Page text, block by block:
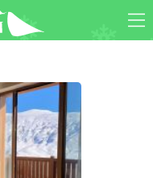
WEBCAM
TRANSFER